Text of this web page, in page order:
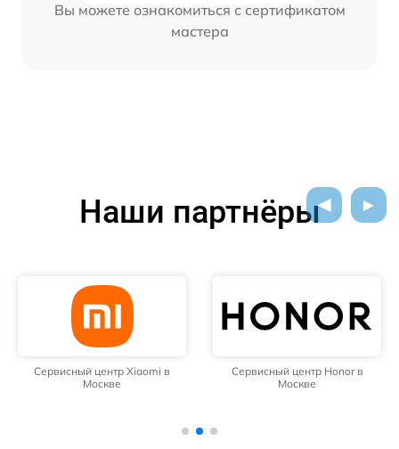
Вы можете ознакомиться с сертификатом
мастера
Наши партнёры
Сервисный центр Xiaomi в
Москве
Сервисный центр Honor в
Москве